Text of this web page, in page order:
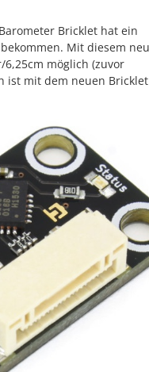
Bricklet hat ein
Mit diesem
möglich (zuvor
ist mit dem neuen